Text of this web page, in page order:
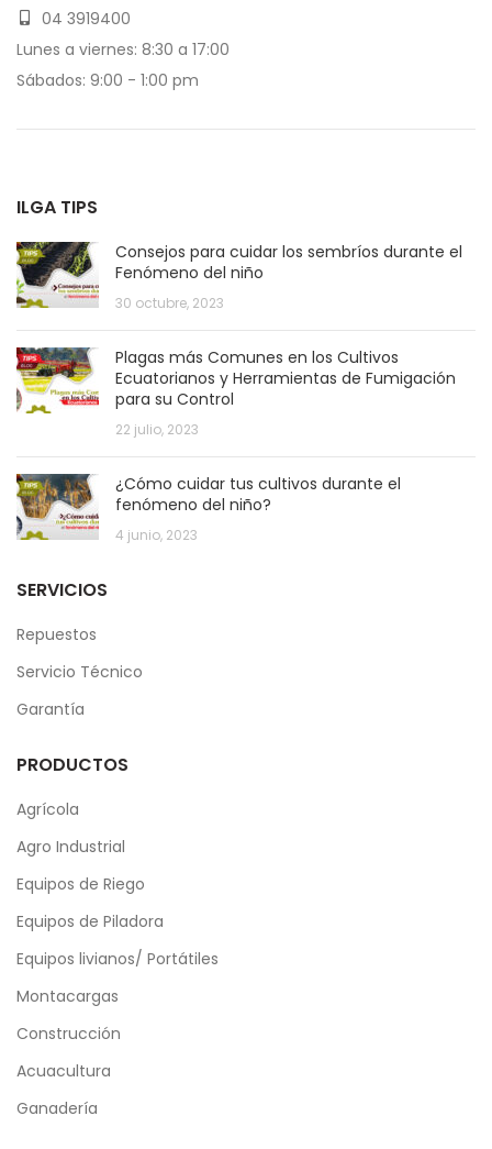
04 3919400
Lunes a viernes: 8:30 a 17:00
Sábados: 9:00 - 1:00 pm
ILGA TIPS
Consejos para cuidar los sembríos durante el
Fenómeno del niño
30 octubre, 2023
Plagas más Comunes en los Cultivos
Ecuatorianos y Herramientas de Fumigación
para su Control
22 julio, 2023
¿Cómo cuidar tus cultivos durante el
fenómeno del niño?
4 junio, 2023
SERVICIOS
Repuestos
Servicio Técnico
Garantía
PRODUCTOS
Agrícola
Agro Industrial
Equipos de Riego
Equipos de Piladora
Equipos livianos/ Portátiles
Montacargas
Construcción
Acuacultura
Ganadería